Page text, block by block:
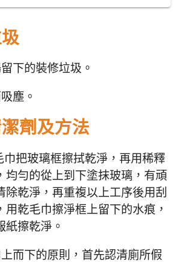
下的裝修垃圾。
塵。
劑及方法
巾把玻璃框擦拭乾淨，再用稀釋
均勻的從上到下塗抹玻璃，有頑
除乾淨，再重複以上工序後用刮
用乾毛巾擦淨框上留下的水痕，
紙擦乾淨。
而下的原則，首先認清廁所假